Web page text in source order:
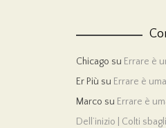
Chicago su Errare è
Er Più su Errare è
Marco su Errare è
Dell’inizio | Colti sbagli